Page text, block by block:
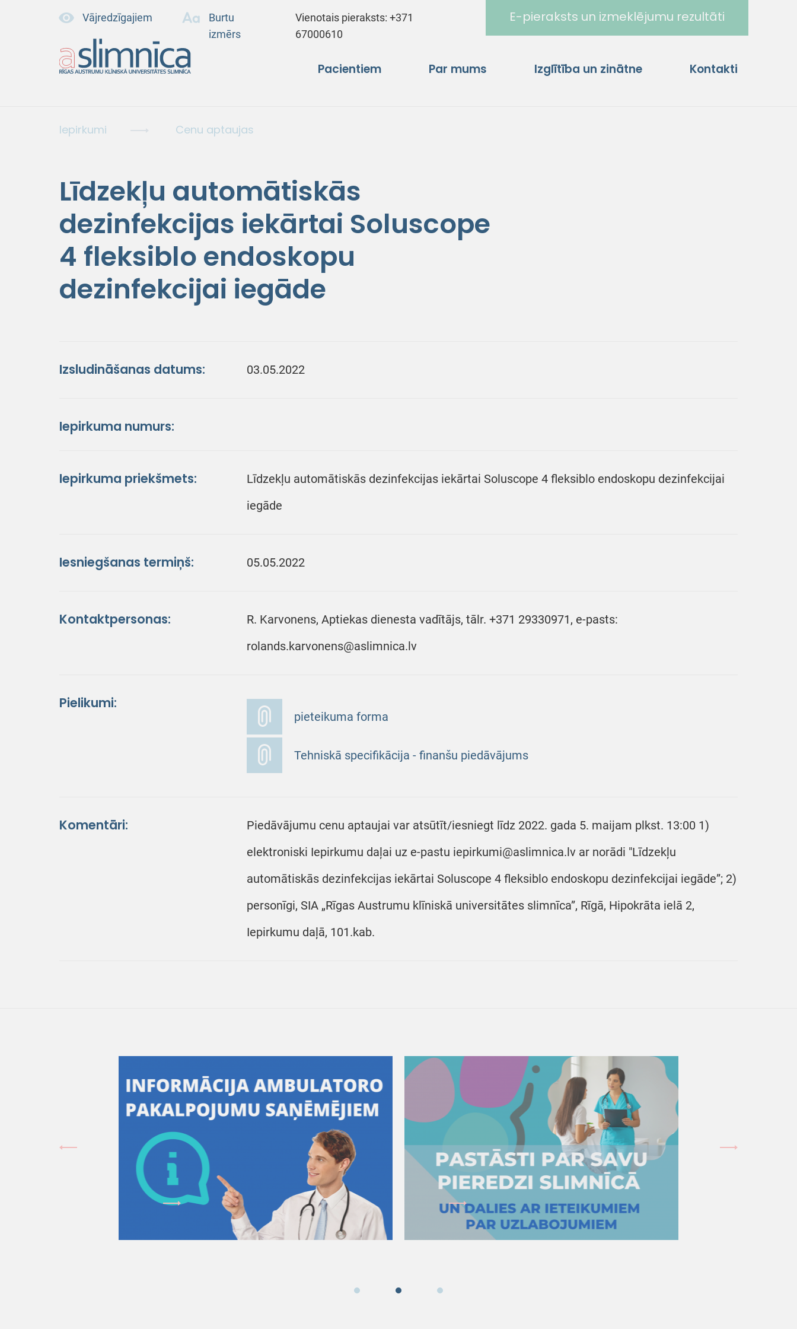
Vājredzīgajiem
Burtu
izmērs
Vienotais pieraksts:+371
67000610
E-pieraksts un izmeklējumu rezultāti
Pacientiem Par mums Izglītība un zinātne Kontakti
Iepirkumi Cenu aptaujas
Līdzekļu automātiskās
dezinfekcijas iekārtai Soluscope
4 fleksiblo endoskopu
dezinfekcijai iegāde
Izsludināšanas datums: 03.05.2022
Iepirkuma numurs:
Iepirkuma priekšmets:
Līdzekļu automātiskās dezinfekcijas iekārtai Soluscope 4 fleksiblo endoskopu dezinfekcijai
iegāde
Iesniegšanas termiņš: 05.05.2022
Kontaktpersonas:
R. Karvonens, Aptiekas dienesta vadītājs, tālr. +371 29330971, e-pasts:
rolands.karvonens@aslimnica.lv
Pielikumi:
pieteikuma forma
Tehniskā specifikācija - finanšu piedāvājums
Komentāri:
Piedāvājumu cenu aptaujai var atsūtīt/iesniegt līdz 2022. gada 5. maijam plkst. 13:00 1)
elektroniski Iepirkumu daļai uz e-pastu iepirkumi@aslimnica.lv ar norādi "Līdzekļu
automātiskās dezinfekcijas iekārtai Soluscope 4 fleksiblo endoskopu dezinfekcijai iegāde”; 2)
personīgi, SIA „Rīgas Austrumu klīniskā universitātes slimnīca”, Rīgā, Hipokrāta ielā 2,
Iepirkumu daļā, 101.kab.